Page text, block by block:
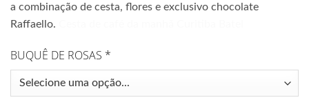
a combinação de cesta, flores e exclusivo chocolate
Raffaello.
BUQUÊ DE ROSAS *